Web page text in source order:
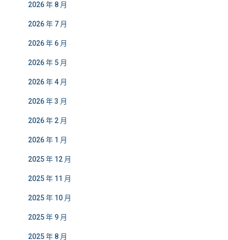
2026 年 8 月
2026 年 7 月
2026 年 6 月
2026 年 5 月
2026 年 4 月
2026 年 3 月
2026 年 2 月
2026 年 1 月
2025 年 12 月
2025 年 11 月
2025 年 10 月
2025 年 9 月
2025 年 8 月